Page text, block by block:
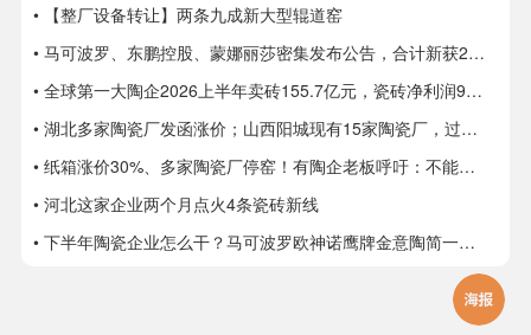
• 【整厂设备转让】两条九成新大型辊道窑
• 马可波罗、东鹏控股、蒙娜丽莎密集发布公告，合计新获28项专利
• 全球第一大陶企2026上半年卖砖155.7亿元，瓷砖净利润9.8亿元
• 湖北多家陶瓷厂发函涨价；山西阳城现有15家陶瓷厂，过去两年火热技改
• 纸箱涨价30%、多家陶瓷厂停窑！有陶企老板呼吁：不能再扩产能了
• 河北这家企业两个月点火4条瓷砖新线
• 下半年陶瓷企业怎么干？马可波罗欧神诺鹰牌金意陶简一箭牌新锦成宏宇太阳瑞阳……